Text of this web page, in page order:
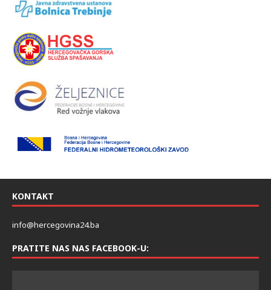
KONTAKT
info@hercegovina24.ba
PRATITE NAS NAS FACEBOOK-U: